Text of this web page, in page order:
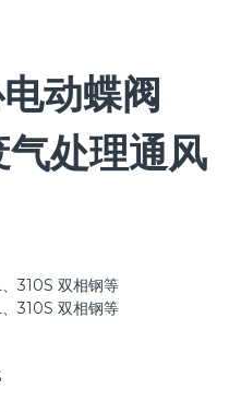
动蝶阀
处理通风
310S 双相钢等
310S 双相钢等